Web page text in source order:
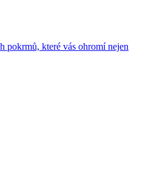
pokrmů, které vás ohromí nejen